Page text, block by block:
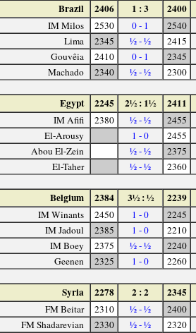
Brazil 2406 1 : 3 2400
IM Milos 2530 0 - 1 2540
Lima
2345 ½ - ½ 2415
Gouvêia
2410 0 - 1 2345
Machado
2340 ½ - ½ 2300
Egypt 2245 2½ : 1½ 2411
IM Afifi 2380 ½ - ½ 2455
El-Arousy
1 - 0 2455
Abou El-Zein
½ - ½ 2375
El-Taher
½ - ½ 2360
Belgium 2384 3½ : ½ 2239
IM Winants 2450 1 - 0 2245
IM Jadoul
2385 1 - 0 2210
IM Boey
2375 ½ - ½ 2240
Geenen
2325 1 - 0 2260
Syria 2278 2 : 2 2345
FM Beitar 2310 ½ - ½ 2400
FM Shadarevian
2330 ½ - ½ 2320